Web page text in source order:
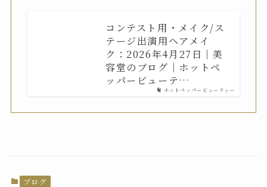
ホットペッパービューティー
コンテスト用・メイク/ス
テージ出演用ヘアメイ
ク：2026年4月27日｜美
容堂のブログ｜ホットペ
ッパービューテ…
ブログ